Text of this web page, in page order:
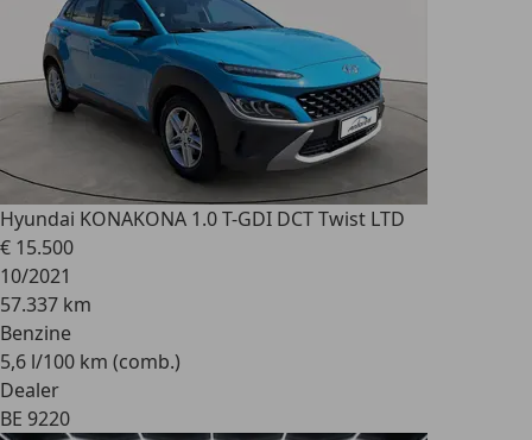
Hyundai KONAKONA 1.0 T-GDI DCT Twist LTD
€ 15.500
10/2021
57.337 km
Benzine
5,6 l/100 km (comb.)
Dealer
BE 9220